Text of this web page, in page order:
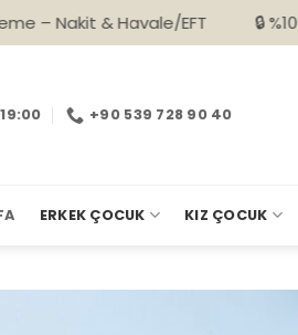
Havale/EFT 🔒 %100 Güvenli
+90 539 728 90 40
ERKEK ÇOCUK KIZ ÇOCUK